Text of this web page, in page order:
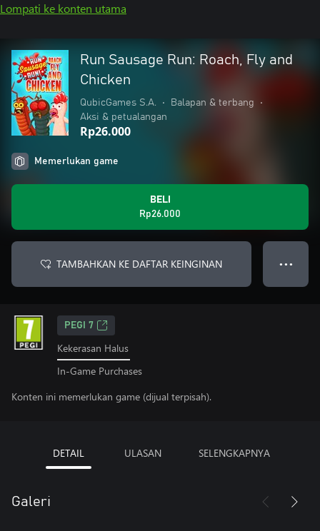
Lompati ke konten utama
Run Sausage Run: Roach, Fly and
Chicken
QubicGames S.A. • Balapan & terbang
•
Aksi & petualangan
Rp26.000
Memerlukan game
BELI
Rp26.000
TAMBAHKAN KE DAFTAR KEINGINAN ● ● ●
PEGI 7
Kekerasan Halus
In-Game Purchases
Konten ini memerlukan game (dijual terpisah).
DETAIL ULASAN SELENGKAPNYA
Galeri